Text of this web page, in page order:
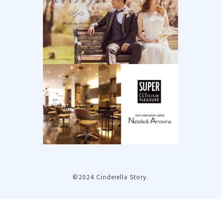
©2024 Cinderella Story.